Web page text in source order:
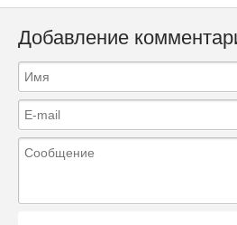
Добавление